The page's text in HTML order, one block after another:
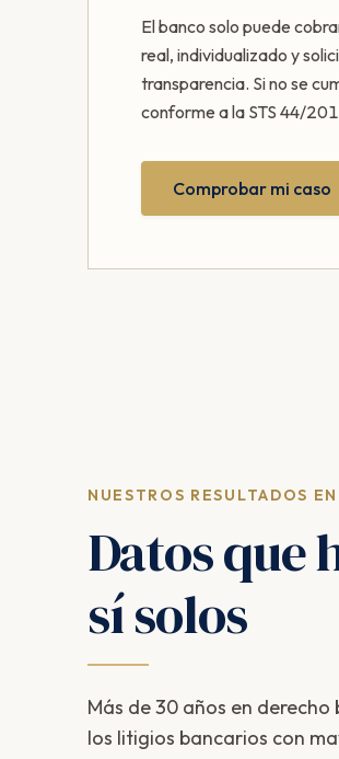
El banco solo puede
real, individualizado y
transparencia. Si no se
conforme a la STS 44/
Comprobar mi caso
NUESTROS RESULTADOS
Datos que
sí solos
Más de 30 años en
los litigios bancarios con